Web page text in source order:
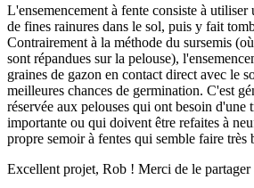
L'ensemencement à fente consiste à
de fines rainures dans le sol, puis y fait
Contrairement à la méthode du sursemis
sont répandues sur la pelouse),
graines de gazon en contact direct avec le
meilleures chances de germination. C'est
réservée aux pelouses qui ont besoin d'une
importante ou qui doivent être refaites à
propre semoir à fentes qui semble faire très
Excellent projet, Rob ! Merci de le partager